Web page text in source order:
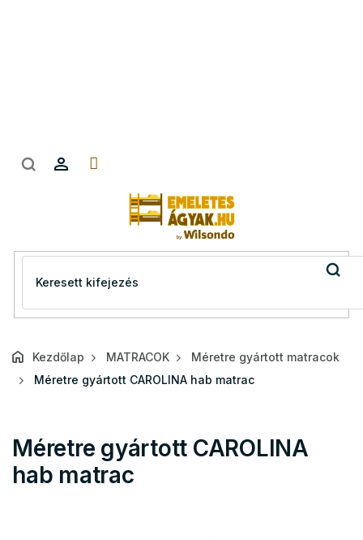
Kezdőlap MATRACOK
Méretre gyártott matracok
Méretre gyártott CAROLINA hab matrac
Méretre gyártott CAROLINA
hab matrac